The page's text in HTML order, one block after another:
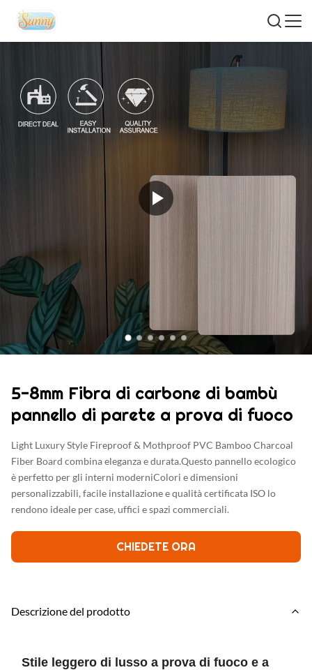
5-8mm Fibra di carbone di bambù
pannello di parete a prova di fuoco
Light Luxury Style Fireproof & Mothproof PVC Bamboo Charcoal
Fiber Board combina eleganza e durata.Questo pannello ecologico
è perfetto per gli interni moderniColori e dimensioni
personalizzabili, facile installazione e qualità certificata ISO lo
rendono ideale per case, uffici e spazi commerciali.
CHIEDETE ORA
Descrizione del prodotto
Stile leggero di lusso a prova di fuoco e a